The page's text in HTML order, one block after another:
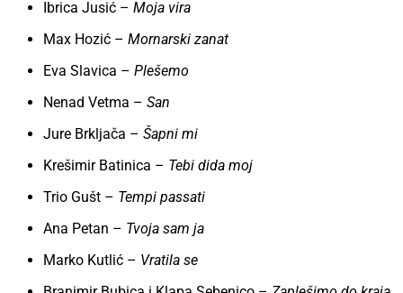
Ibrica Jusić – Moja vira
Max Hozić – Mornarski zanat
Eva Slavica – Plešemo
Nenad Vetma – San
Jure Brkljača – Šapni mi
Krešimir Batinica – Tebi dida moj
Trio Gušt – Tempi passati
Ana Petan – Tvoja sam ja
Marko Kutlić – Vratila se